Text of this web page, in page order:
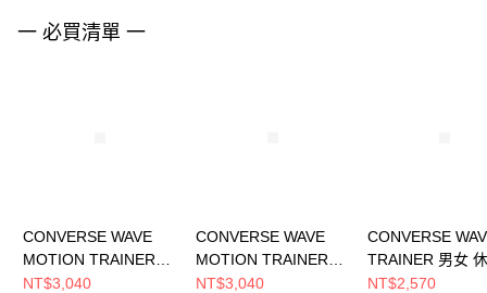
一 必買清單 一
CONVERSE WAVE
MOTION TRAINER
OX WHITE 男女 休閒
NT$3,040
CONVERSE WAVE
MOTION TRAINER
OX SILVER 男女 休閒
NT$3,040
CONVERSE
TRAINER 男女
A12837C
NT$2,570